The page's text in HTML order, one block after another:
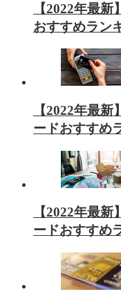
【2022年最
おすすめラン
【2022年最
ードおすすめ
【2022年最
ードおすすめ